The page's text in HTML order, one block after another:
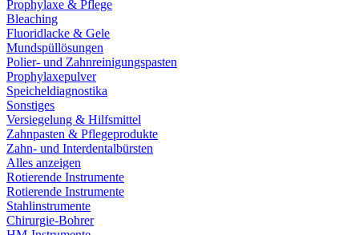
Prophylaxe & Pflege
Bleaching
Fluoridlacke & Gele
Mundspüllösungen
Polier- und Zahnreinigungspasten
Prophylaxepulver
Speicheldiagnostika
Sonstiges
Versiegelung & Hilfsmittel
Zahnpasten & Pflegeprodukte
Zahn- und Interdentalbürsten
Alles anzeigen
Rotierende Instrumente
Rotierende Instrumente
Stahlinstrumente
Chirurgie-Bohrer